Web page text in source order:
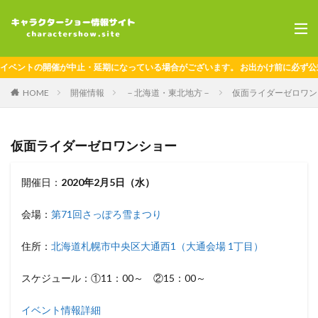
の開催が中止・延期になっている場合がございます。 お出かけ前に必ず公式
HOME 開催情報 －北海道・東北地方－ 仮面ライダーゼロワ
仮面ライダーゼロワンショー
開催日： 2020年2月5日（水）
会場： 第71回さっぽろ雪まつり
住所： 北海道札幌市中央区大通西1（大通会場 1丁目）
スケジュール：①11：00～ ②15：00～
イベント情報詳細